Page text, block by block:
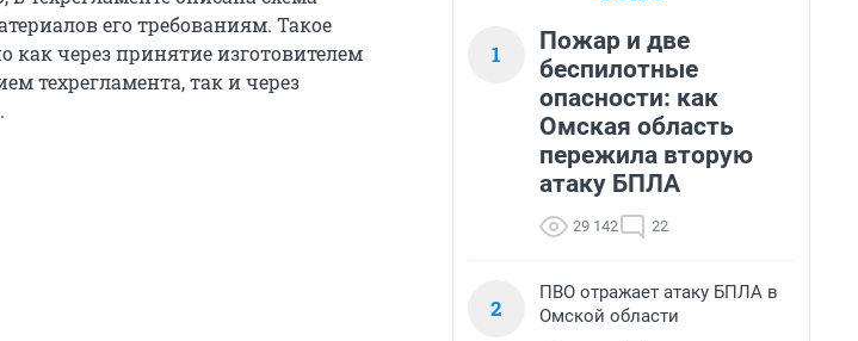
его требованиям. Такое
через принятие изготовителем
техрегламента, так и через
1
Пожар и две
беспилотные
опасности: как
Омская область
пережила вторую
атаку БПЛА
29 142 22
2
ПВО отражает атаку БПЛА в
Омской области